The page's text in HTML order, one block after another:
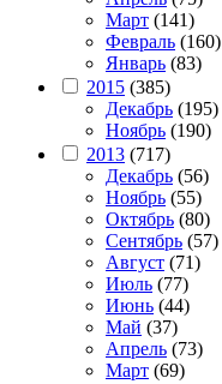
Март (141)
Февраль (160)
Январь (83)
2015 (385)
Декабрь (195)
Ноябрь (190)
2013 (717)
Декабрь (56)
Ноябрь (55)
Октябрь (80)
Сентябрь (57)
Август (71)
Июль (77)
Июнь (44)
Май (37)
Апрель (73)
Март (69)